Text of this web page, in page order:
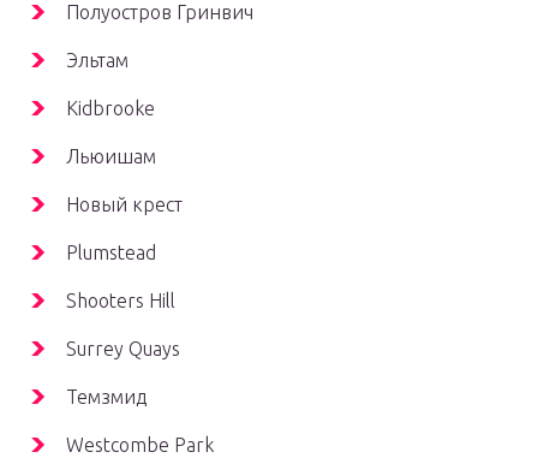
Полуостров Гринвич
Эльтам
Kidbrooke
Льюишам
Новый крест
Plumstead
Shooters Hill
Surrey Quays
Темзмид
Westcombe Park